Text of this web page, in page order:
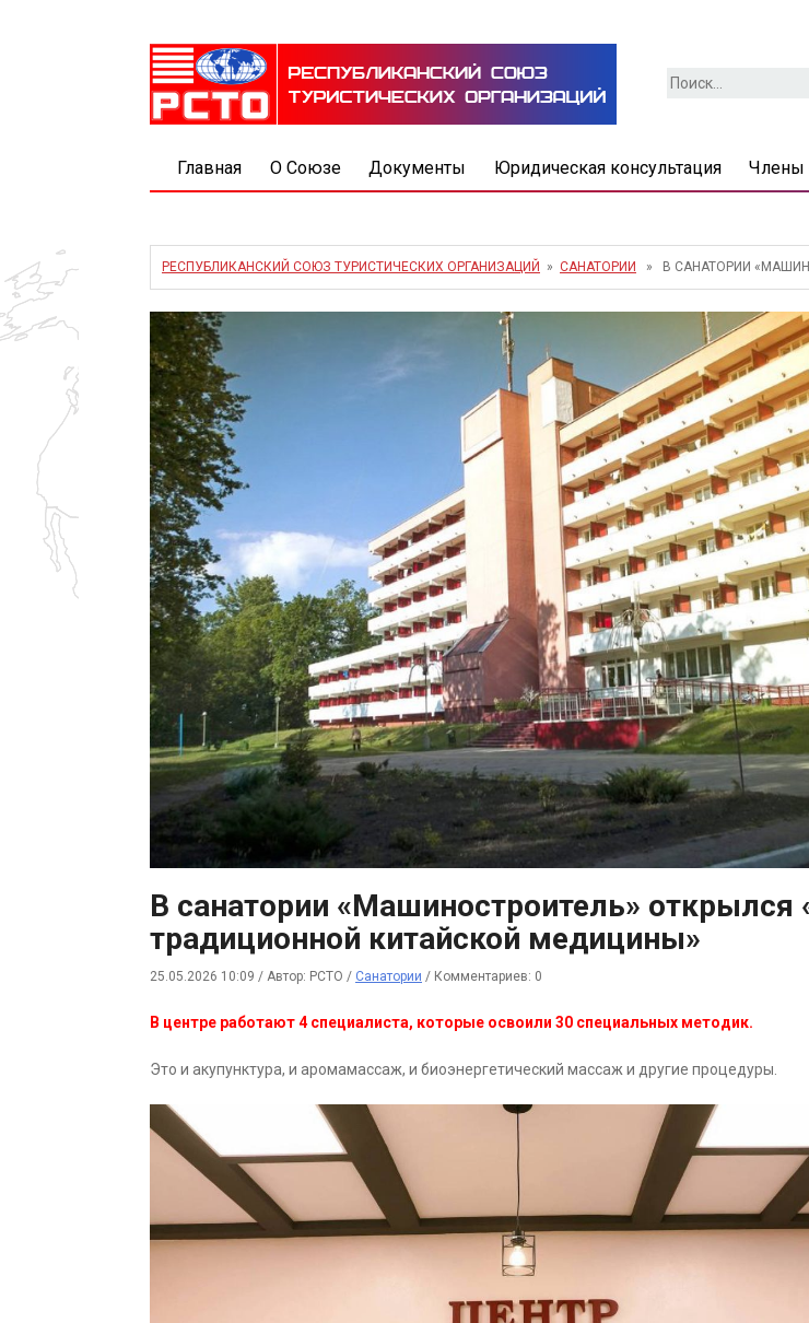
Найти:
Главная О Союзе Документы Юридическая консультация Члены
РЕСПУБЛИКАНСКИЙ СОЮЗ ТУРИСТИЧЕСКИХ ОРГАНИЗАЦИЙ » САНАТОРИИ » В САНАТОРИИ
В санатории «Машиностроитель» открылся
традиционной китайской медицины»
25.05.2026 10:09 / Автор: РСТО / Санатории / Комментариев: 0
В центре работают 4 специалиста, которые освоили 30 специальных методик.
Это и акупунктура, и аромамассаж, и биоэнергетический массаж и другие процедуры.